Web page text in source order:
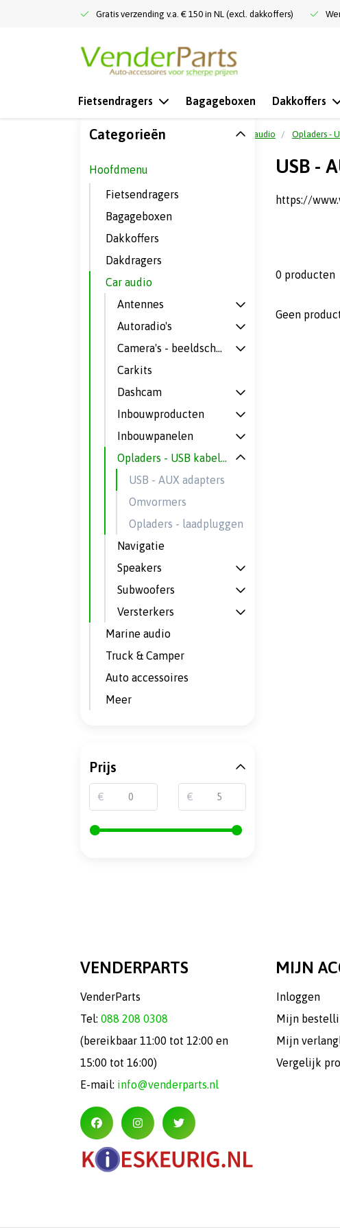
Gratis verzending v.a. € 150 in NL (excl. dakkoffers)
Fietsendragers Bagageboxen Dakkoffers
Terug naar home Car audio Opladers -
USB -
https://
0 producten
Geen
Categorieën
Hoofdmenu
Fietsendragers
Bagageboxen
Dakkoffers
Dakdragers
Car audio
Antennes
Autoradio's
Camera's - beeldschermen
Carkits
Dashcam
Inbouwproducten
Inbouwpanelen
Opladers - USB kabels - omvormers
USB - AUX adapters
Omvormers
Opladers - laadpluggen
Navigatie
Speakers
Subwoofers
Versterkers
Marine audio
Truck & Camper
Auto accessoires
Meer
Prijs
€ €
VENDERPARTS
VenderParts
Tel: 088 208 0308
(bereikbaar 11:00 tot 12:00 en
15:00 tot 16:00)
E-mail: info@venderparts.nl
MIJN
Inloggen
Mijn
Mijn
Vergelijk